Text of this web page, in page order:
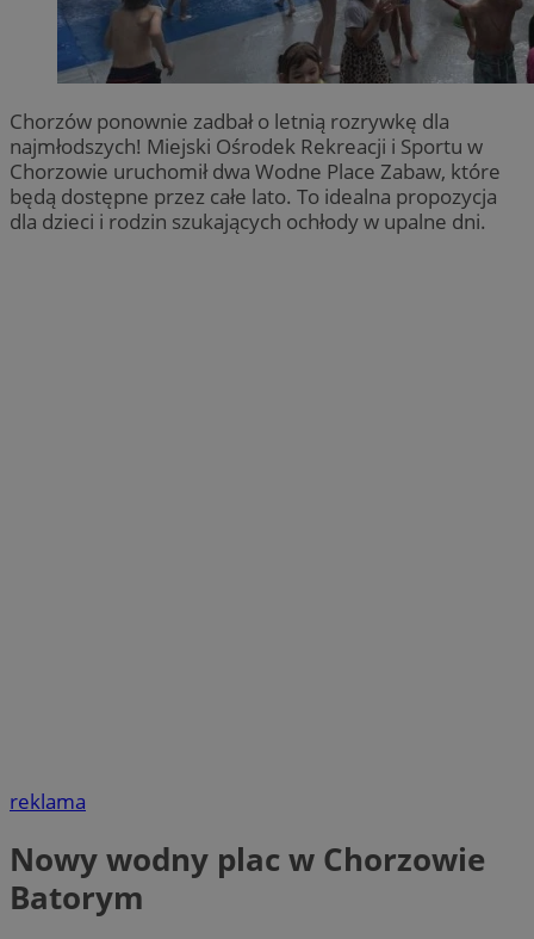
Chorzów ponownie zadbał o letnią rozrywkę dla
najmłodszych! Miejski Ośrodek Rekreacji i Sportu w
Chorzowie uruchomił dwa Wodne Place Zabaw, które
będą dostępne przez całe lato. To idealna propozycja
dla dzieci i rodzin szukających ochłody w upalne dni.
reklama
Nowy wodny plac w Chorzowie
Batorym